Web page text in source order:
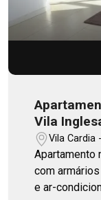
Vila
Boulevard
Vila Cardia
Apartamento no
com armários planejados
e ar-